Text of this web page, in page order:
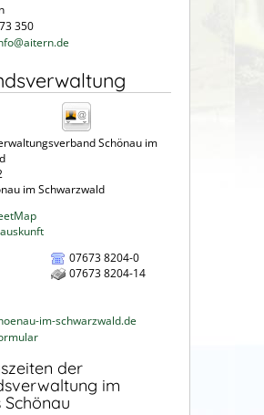
350
Schönau im
im Schwarzwald
07673 8204-0
07673 8204-14
im-schwarzwald.de
der
im
Schönau